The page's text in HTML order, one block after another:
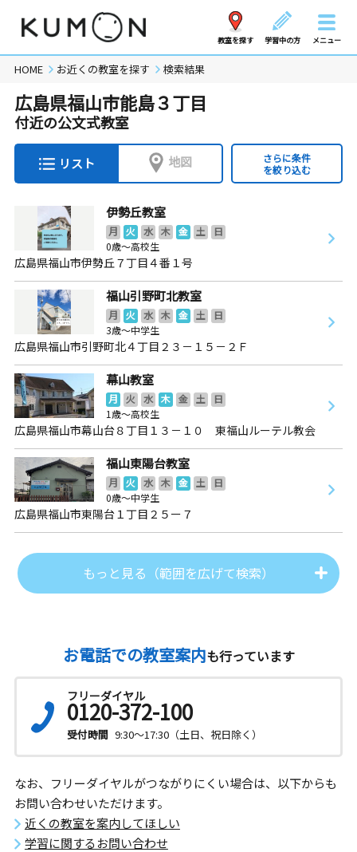
教室を探す 学習中の方 メニュー
HOME お近くの教室を探す 検索結果
広島県福山市能島３丁目
付近の公文式教室
リスト 地図
さらに条件
を絞り込む
伊勢丘教室
月 火 水 木 金 土
日
0歳～高校生
広島県福山市伊勢丘７丁目４番１号
福山引野町北教室
月 火 水 木 金 土
日
3歳～中学生
広島県福山市引野町北４丁目２３－１５－２Ｆ
幕山教室
月 火 水 木 金 土
日
1歳～高校生
広島県福山市幕山台８丁目１３－１０ 東福山ルーテル教会
福山東陽台教室
月 火 水 木 金 土
日
0歳～中学生
広島県福山市東陽台１丁目２５ー７
もっと見る（範囲を広げて検索）
お電話での教室案内も行っています
フリーダイヤル
0120-372-100
受付時間 9:30～17:30（土日、祝日除く）
なお、フリーダイヤルがつながりにくい場合は、以下からも
お問い合わせいただけます。
近くの教室を案内してほしい
学習に関するお問い合わせ